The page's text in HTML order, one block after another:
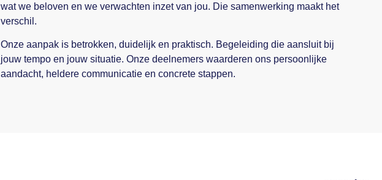
wat we beloven en we verwachten inzet van jou. Die samenwerking maakt het
verschil.
Onze aanpak is betrokken, duidelijk en praktisch. Begeleiding die aansluit bij
jouw tempo en jouw situatie. Onze deelnemers waarderen ons persoonlijke
aandacht, heldere communicatie en concrete stappen.